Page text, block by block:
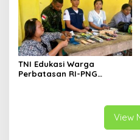
TNI Edukasi Warga
Perbatasan RI-PNG
View